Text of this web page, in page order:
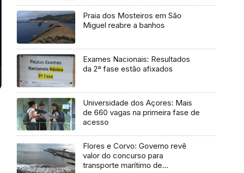
Praia dos Mosteiros em São
Miguel reabre a banhos
Exames Nacionais: Resultados
da 2ª fase estão afixados
Universidade dos Açores: Mais
de 660 vagas na primeira fase de
acesso
Flores e Corvo: Governo revê
valor do concurso para
transporte marítimo de